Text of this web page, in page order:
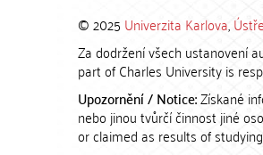
© 2025 Univerzita Karlova,
Za dodržení všech ustanovení
part of Charles University is
Upozornění / Notice:Získané
nebo jinou tvůrčí činnost jiné
or claimed as results of